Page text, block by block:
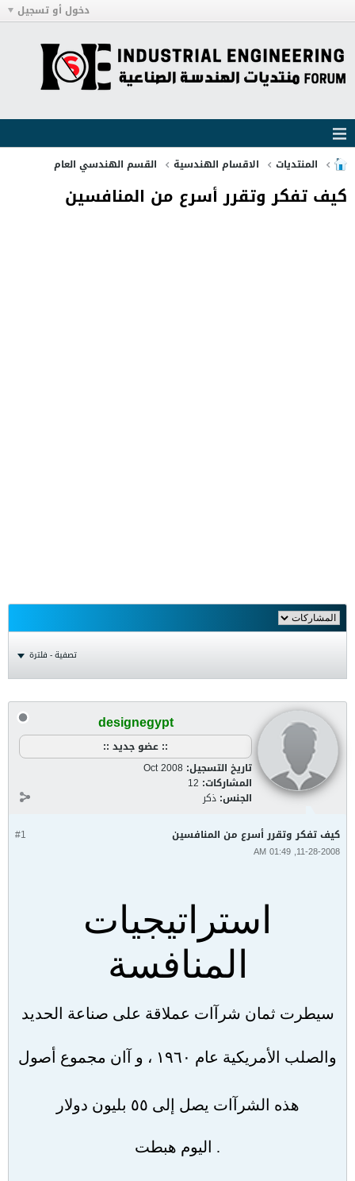
دخول أو تسجيل
المنتديات الاقسام الهندسية القسم الهندسي العام
كيف تفكر وتقرر أسرع من المنافسين
تصفية - فلترة
designegypt
:: عضو جديد ::
تاريخ التسجيل: Oct 2008
المشاركات: 12
الجنس: ذكر
#1 كيف تفكر وتقرر أسرع من المنافسين
11-28-2008, 01:49 AM
استراتيجيات
المنافسة
سيطرت ثمان شرآات عملاقة على صناعة الحديد
والصلب الأمريكية عام ١٩٦٠ ، و آان مجموع أصول
هذه الشرآات يصل إلى ٥٥ بليون دولار
. اليوم هبطت